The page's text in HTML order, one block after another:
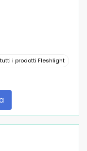
i prodotti Fleshlight